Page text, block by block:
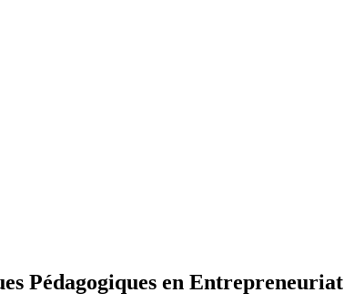
Pédagogiques en Entrepreneuriat